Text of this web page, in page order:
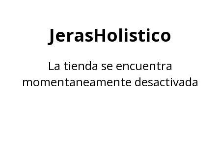
JerasHolistico
La tienda se encuentra
momentaneamente desactivada